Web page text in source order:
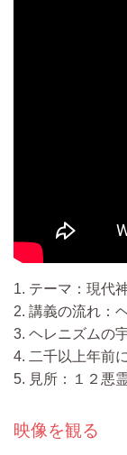
1. テーマ：現代
2. 講義の流れ：
3. ヘレニズムの
4. 二千以上年前
5. 見所：１２悪
映像を観る